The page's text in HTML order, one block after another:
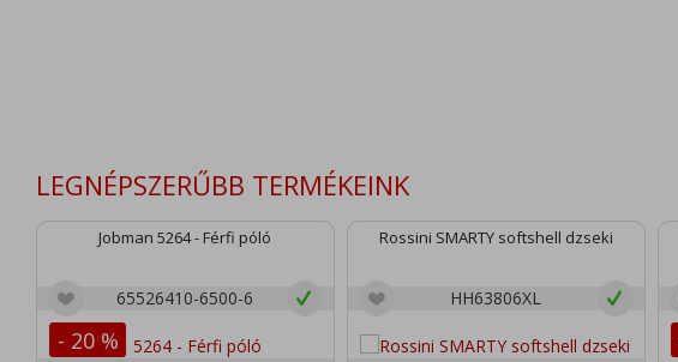
LEGNÉPSZERŰBB TERMÉKEINK
Jobman 5264 - Férfi póló
65526410-6500-6
- 20 %
Rossini SMARTY softshell dzseki
HH63806XL